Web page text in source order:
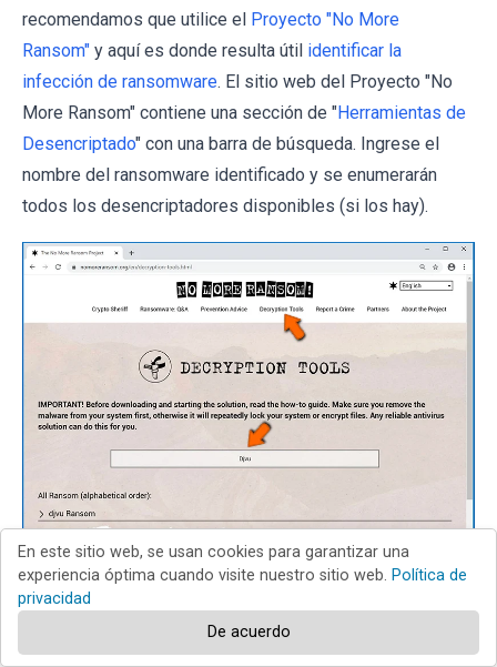
recomendamos que utilice el Proyecto "No More
Ransom" y aquí es donde resulta útil identificar la
infección de ransomware. El sitio web del Proyecto "No
More Ransom" contiene una sección de "Herramientas de
Desencriptado" con una barra de búsqueda. Ingrese el
nombre del ransomware identificado y se enumerarán
todos los desencriptadores disponibles (si los hay).
Restaurar archivos con herramientas de
recuperación de datos:
En este sitio web, se usan cookies para garantizar una
experiencia óptima cuando visite nuestro sitio web. Política de
privacidad
De acuerdo